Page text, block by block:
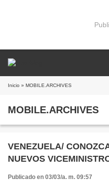
Inicio » MOBILE.ARCHIVES
MOBILE.ARCHIVES
VENEZUELA/
NUEVOS
Publicado en 03/03/a. m. 09:57